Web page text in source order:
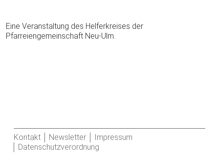
Eine Veranstaltung des Helferkreises der
Pfarreiengemeinschaft Neu-Ulm.
Kontakt Newsletter
Impressum
Datenschutzverordnung